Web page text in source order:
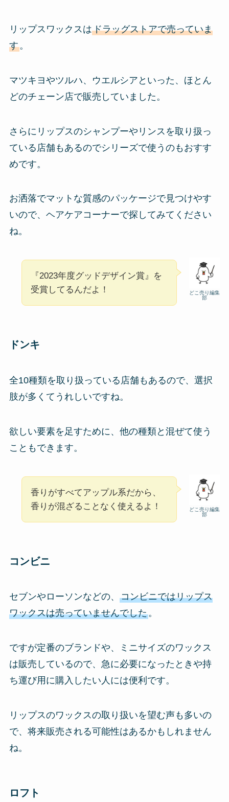
リップスワックスはドラッグストアで売っていま
す。
マツキヨやツルハ、ウエルシアといった、ほとん
どのチェーン店で販売していました。
さらにリップスのシャンプーやリンスを取り扱っ
ている店舗もあるのでシリーズで使うのもおすす
めです。
お洒落でマットな質感のパッケージで見つけやす
いので、ヘアケアコーナーで探してみてください
ね。
どこ売り編集
部
『2023年度グッドデザイン賞』を
受賞してるんだよ！
ドンキ
全10種類を取り扱っている店舗もあるので、選択
肢が多くてうれしいですね。
欲しい要素を足すために、他の種類と混ぜて使う
こともできます。
どこ売り編集
部
香りがすべてアップル系だから、
香りが混ざることなく使えるよ！
コンビニ
セブンやローソンなどの、 コンビニではリップス
ワックスは売っていませんでした。
ですが定番のブランドや、ミニサイズのワックス
は販売しているので、急に必要になったときや持
ち運び用に購入したい人には便利です。
リップスのワックスの取り扱いを望む声も多いの
で、将来販売される可能性はあるかもしれません
ね。
ロフト